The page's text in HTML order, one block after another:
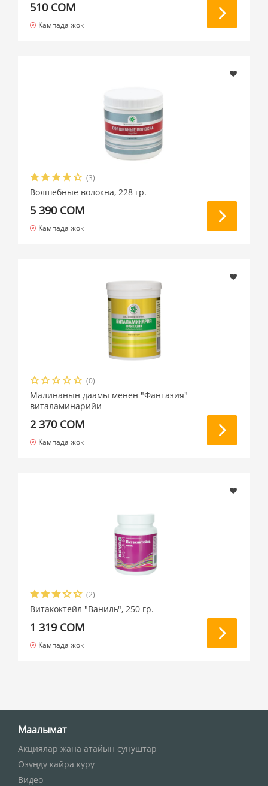
510 СОМ
Кампада жок
(3)
Волшебные волокна, 228 гр.
5 390 СОМ
Кампада жок
(0)
Малинанын даамы менен "Фантазия"
виталаминарийи
2 370 СОМ
Кампада жок
(2)
Витакоктейл "Ваниль", 250 гр.
1 319 СОМ
Кампада жок
Маалымат
Акциялар жана атайын сунуштар
Өзүңдү кайра куру
Видео